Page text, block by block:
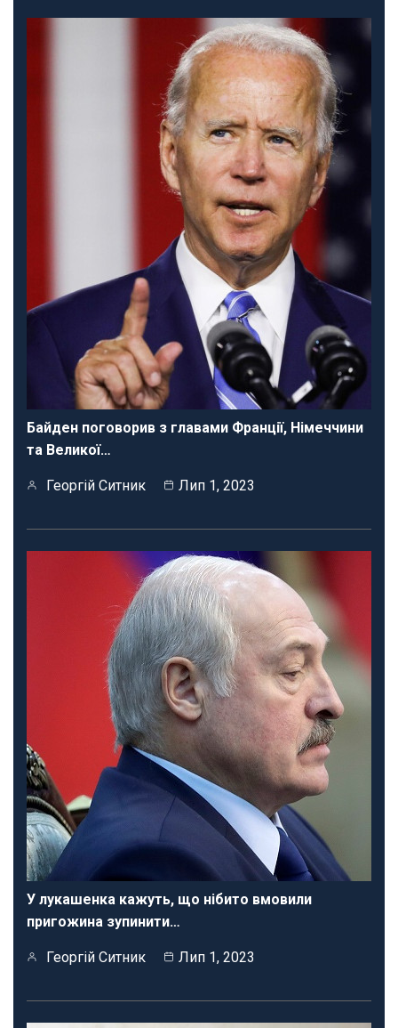
Байден поговорив з главами Франції, Німеччини
та Великої…
Георгій Ситник Лип 1, 2023
У лукашенка кажуть, що нібито вмовили
пригожина зупинити…
Георгій Ситник Лип 1, 2023